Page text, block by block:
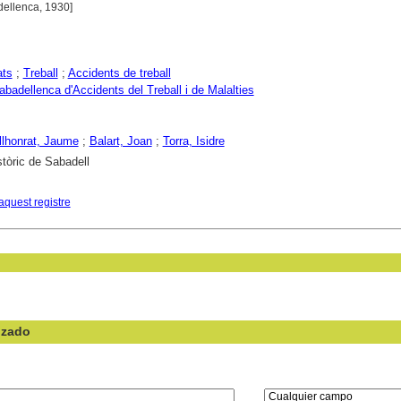
1930]
; Treball ; Accidents de treball
d'Accidents del Treball i de Malalties
Jaume; Balart, Joan; Torra, Isidre
de Sabadell
registre